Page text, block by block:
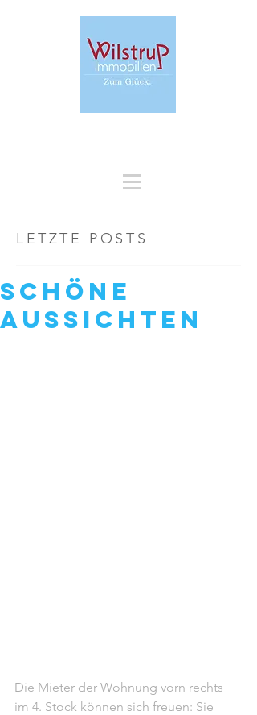
LETZTE POSTS
SCHÖNE
AUSSICHTEN
Die Mieter der Wohnung vorn rechts
im 4. Stock können sich freuen: Sie